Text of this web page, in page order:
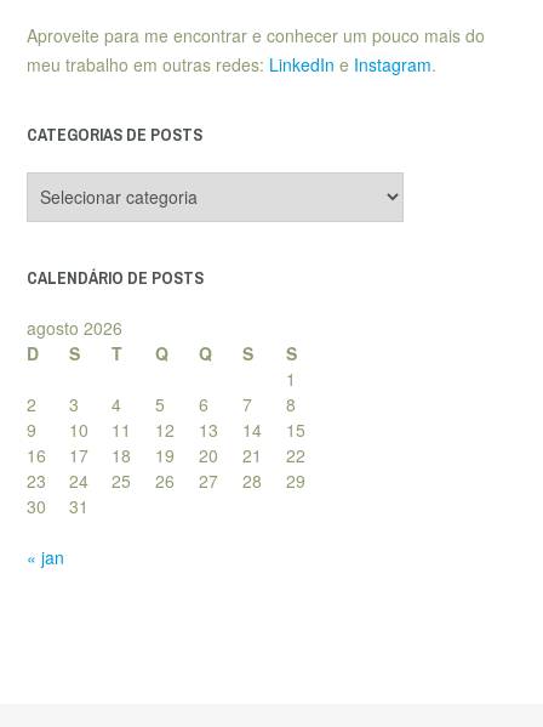
Aproveite para me encontrar e conhecer um pouco mais do
meu trabalho em outras redes: LinkedIn e Instagram.
CATEGORIAS DE POSTS
de
CALENDÁRIO DE POSTS
agosto 2026
D
S T Q Q S
S
1
2
3 4 5 6 7
8
9
10 11 12 13 14
15
16
17 18 19 20 21
22
23
24 25 26 27 28
29
30
31
« jan